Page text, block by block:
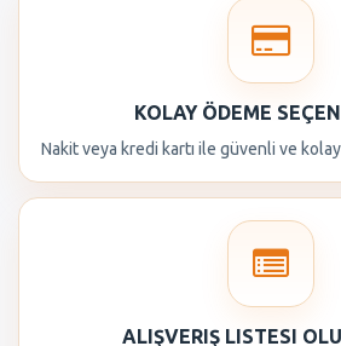
KOLAY ÖDEME
Nakit veya kredi kartı ile güvenli ve
ALIŞVERIŞ LISTESI